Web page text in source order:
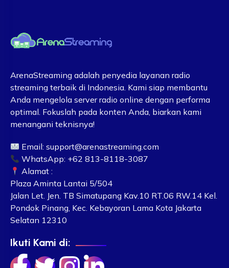
ArenaStreaming adalah penyedia layanan radio
streaming terbaik di Indonesia. Kami siap membantu
Anda mengelola server radio online dengan performa
optimal. Fokuslah pada konten Anda, biarkan kami
menangani teknisnya!
Email:support@arenastreaming.com
WhatsApp: +62 813-8118-3087
Alamat :
Plaza Aminta Lantai 5/504
Jalan Let. Jen. TB Simatupang Kav.10 RT.06 RW.14 Kel.
Pondok Pinang, Kec. Kebayoran Lama Kota Jakarta
Selatan 12310
Ikuti Kami di: